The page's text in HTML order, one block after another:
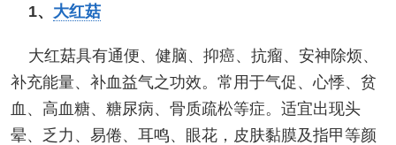
1、 大红菇
大红菇具有通便、健脑、抑癌、抗瘤、安神除烦、
补充能量、补血益气之功效。常用于气促、心悸、贫
血、高血糖、糖尿病、骨质疏松等症。适宜出现头
晕、乏力、易倦、耳鸣、眼花，皮肤黏膜及指甲等颜